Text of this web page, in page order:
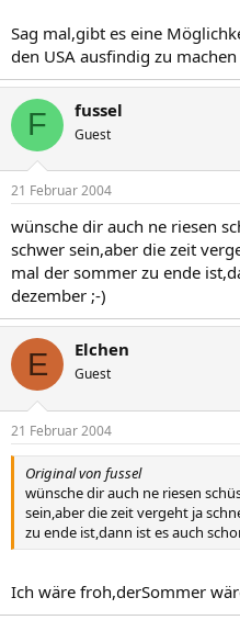
Sag mal,gibt es eine
den USA ausfindig zu machen
F fussel
Guest
21 Februar 2004
wünsche dir auch ne riesen
schwer sein,aber die zeit
mal der sommer zu ende
dezember ;-)
E Elchen
Guest
21 Februar 2004
Original von fussel
wünsche dir auch ne riesen
sein,aber die zeit vergeht ja
zu ende ist,dann ist es auch
Ich wäre froh,derSommer